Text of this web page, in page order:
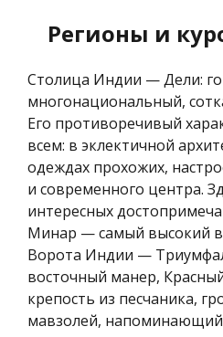
Регионы и
Столица Индии — Дели:
многонациональный,
Его противоречивый
всем: в эклектичной
одеждах прохожих,
и современного центра.
интересных
Минар — самый высокий
Ворота Индии —
восточный манер,
крепость из песчаника,
мавзолей, напоминающий